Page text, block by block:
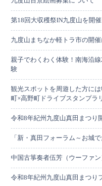
第18回大収穫祭IN九度山を開催
九度山まちなか軽トラ市の開
親子でわくわく体験！南海沿
験
観光スポットを周遊した方に
町×高野町ドライブスタンプラ
令和8年紀州九度山真田まつり
「新・真田フォーラム～お城
中国古箏奏者伍芳（ウーファ
令和8年紀州九度山真田まつり